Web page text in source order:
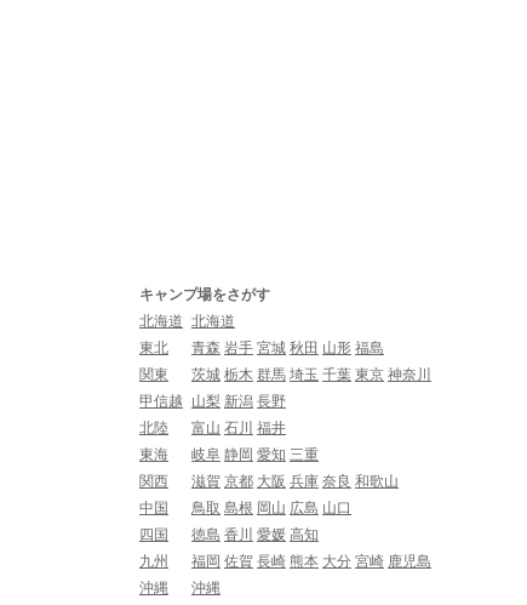
キャンプ場をさがす
北海道 北海道
東北
青森 岩手 宮城 秋田 山形 福島
関東
茨城 栃木 群馬 埼玉 千葉 東京 神奈川
甲信越
山梨 新潟 長野
北陸
富山 石川 福井
東海
岐阜 静岡 愛知 三重
関西
滋賀 京都 大阪 兵庫 奈良 和歌山
中国
鳥取 島根 岡山 広島 山口
四国
徳島 香川 愛媛 高知
九州
福岡 佐賀 長崎 熊本 大分 宮崎 鹿児島
沖縄
沖縄